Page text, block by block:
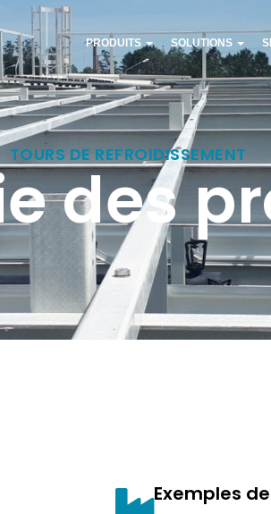
PRODUITS SOLUTIONS
TOURS DE REFROIDISSEMENT
des
Exemples